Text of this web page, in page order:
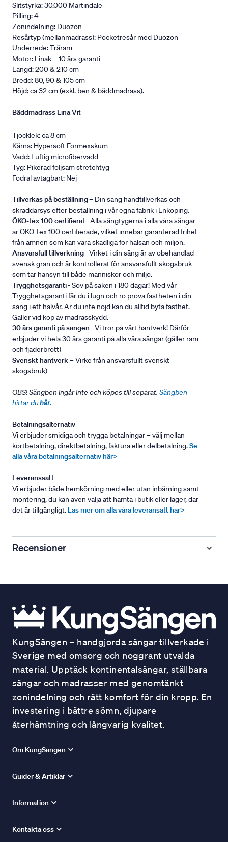
Slitstyrka: 30.000 Martindale
Pilling: 4
Zonindelning: Duozon
Resårtyp (mellanmadrass): Pocketresår med Duozon
Underrede: Träram
Motor: Linak – 10 års garanti
Längd: 200 & 210 cm
Bredd: 80, 90 & 105 cm
Höjd: ca 32 cm (exkl. ben & bäddmadrass).
Bäddmadrass Lina Vit
Tjocklek: ca 8 cm
Kärna: Hypersoft Formexskum
Vadd: Luftig microfibervadd
Tyg: Pikerad följsam stretchtyg
Fodral avtagbart: Nej
Tillverkas på beställning– Din säng handtillverkas och
skräddarsys efter beställning i vår egna fabrik i Enköping.
ÖKO-tex 100 certifierat- Alla sängtygerna i alla våra sängar
är ÖKO-tex 100 certifierade, vilket innebär garanterad frihet
från ämnen som kan vara skadliga för hälsan och miljön.
Ansvarsfull tillverkning- Virket i din säng är av obehandlad
svensk gran och är kontrollerat för ansvarsfullt skogsbruk
som tar hänsyn till både människor och miljö.
Trygghetsgaranti- Sov på saken i 180 dagar! Med vår
Trygghetsgaranti får du i lugn och ro prova fastheten i din
säng i ett halvår. Är du inte nöjd kan du alltid byta fasthet.
Gäller vid köp av madrasskydd.
30 års garanti på sängen- Vi tror på vårt hantverk! Därför
erbjuder vi hela 30 års garanti på alla våra sängar (gäller ram
och fjäderbrott)
Svenskt hantverk– Virke från ansvarsfullt svenskt
skogsbruk)
OBS! Sängben ingår inte och köpes till separat. Sängben
hittar duhär.
Betalningsalternativ
Vi erbjuder smidiga och trygga betalningar – välj mellan
kortbetalning, direktbetalning, faktura eller delbetalning.Se
alla våra betalningsalternativ här>
Leveranssätt
Vi erbjuder både hemkörning med eller utan inbärning samt
montering, du kan även välja att hämta i butik eller lager, där
det är tillgängligt. Läs mer om alla våra leveransätt här>
Recensioner
KungSängen – handgjorda sängar tillverkade i
Sverige med omsorg och noggrant utvalda
material. Upptäck kontinentalsängar, ställbara
sängar och madrasser med genomtänkt
zonindelning och rätt komfort för din kropp. En
investering i bättre sömn, djupare
återhämtning och långvarig kvalitet.
Om KungSängen
Guider & Artiklar
Information
Kontakta oss